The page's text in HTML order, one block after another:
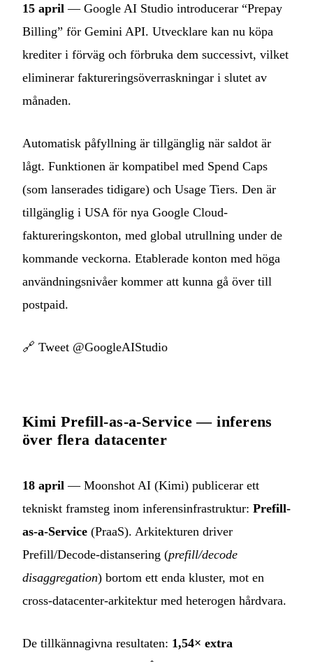
15 april — Google AI Studio introducerar “Prepay
Billing” för Gemini API. Utvecklare kan nu köpa
krediter i förväg och förbruka dem successivt, vilket
eliminerar faktureringsöverraskningar i slutet av
månaden.
Automatisk påfyllning är tillgänglig när saldot är
lågt. Funktionen är kompatibel med Spend Caps
(som lanserades tidigare) och Usage Tiers. Den är
tillgänglig i USA för nya Google Cloud-
faktureringskonton, med global utrullning under de
kommande veckorna. Etablerade konton med höga
användningsnivåer kommer att kunna gå över till
postpaid.
🔗 Tweet @GoogleAIStudio
Kimi Prefill-as-a-Service — inferens
över flera datacenter
18 april — Moonshot AI (Kimi) publicerar ett
tekniskt framsteg inom inferensinfrastruktur: Prefill-
as-a-Service (PraaS). Arkitekturen driver
Prefill/Decode-distansering (prefill/decode
disaggregation) bortom ett enda kluster, mot en
cross-datacenter-arkitektur med heterogen hårdvara.
De tillkännagivna resultaten: 1,54× extra